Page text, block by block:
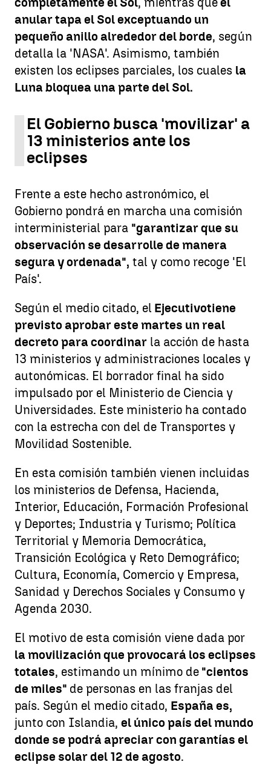
anular tapa el Sol exceptuando un
pequeño anillo alrededor del borde, según
detalla la 'NASA'. Asimismo, también
existen los eclipses parciales, los cuales la
Luna bloquea una parte del Sol.
El Gobierno busca 'movilizar' a
13 ministerios ante los
eclipses
Frente a este hecho astronómico, el
Gobierno pondrá en marcha una comisión
interministerial para "garantizar que su
observación se desarrolle de manera
segura y ordenada", tal y como recoge 'El
País'.
Según el medio citado, el Ejecutivotiene
previsto aprobar este martes un real
decreto para coordinar la acción de hasta
13 ministerios y administraciones locales y
autonómicas. El borrador final ha sido
impulsado por el Ministerio de Ciencia y
Universidades. Este ministerio ha contado
con la estrecha con del de Transportes y
Movilidad Sostenible.
En esta comisión también vienen incluidas
los ministerios de Defensa, Hacienda,
Interior, Educación, Formación Profesional
y Deportes; Industria y Turismo; Política
Territorial y Memoria Democrática,
Transición Ecológica y Reto Demográfico;
Cultura, Economía, Comercio y Empresa,
Sanidad y Derechos Sociales y Consumo y
Agenda 2030.
El motivo de esta comisión viene dada por
la movilización que provocará los eclipses
totales, estimando un mínimo de "cientos
de miles" de personas en las franjas del
país. Según el medio citado, España es,
junto con Islandia, el único país del mundo
donde se podrá apreciar con garantías el
eclipse solar del 12 de agosto.